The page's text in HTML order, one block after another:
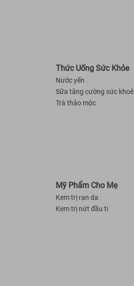
Thức Uống Sức Khỏe
Nước yến
Sữa tăng cường sức khoẻ
Trà thảo mộc
Mỹ Phẩm Cho Mẹ
Kem trị rạn da
Kem trị nứt đầu ti